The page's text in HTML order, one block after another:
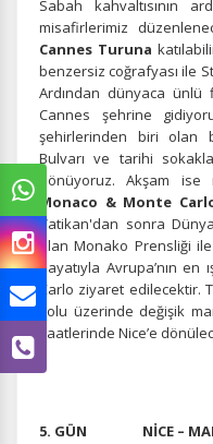
Sabah kahvaltısının
misafirlerimiz
Cannes Turuna
benzersiz coğrafyası ile
Ardından dünyaca
Cannes şehrine
şehirlerinden biri olan
Bulvarı ve tarihi
dönüyoruz. Akşam
Monaco & Monte
Vatikan'dan sonra
olan Monako Prensliği
hayatıyla Avrupa’nın en
Carlo ziyaret
yolu üzerinde değişik
saatlerinde Nice’e
5. GÜN NİCE –